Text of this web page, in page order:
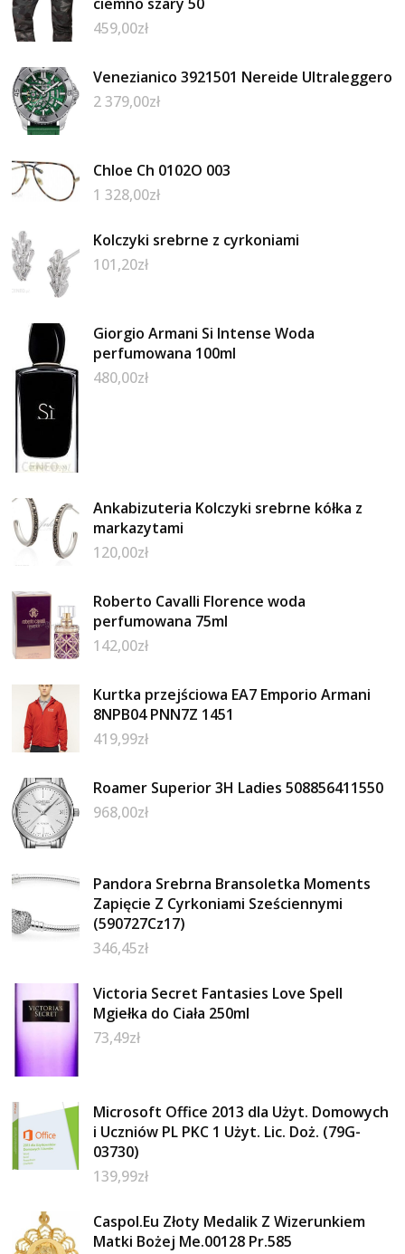
459,00zł
Venezianico 3921501 Nereide Ultraleggero
2 379,00zł
Chloe Ch 0102O 003
1 328,00zł
Kolczyki srebrne z cyrkoniami
101,20zł
Giorgio Armani Si Intense Woda
perfumowana 100ml
480,00zł
Ankabizuteria Kolczyki srebrne kółka z
markazytami
120,00zł
Roberto Cavalli Florence woda
perfumowana 75ml
142,00zł
Kurtka przejściowa EA7 Emporio Armani
8NPB04 PNN7Z 1451
419,99zł
Roamer Superior 3H Ladies 508856411550
968,00zł
Pandora Srebrna Bransoletka Moments
Zapięcie Z Cyrkoniami Sześciennymi
(590727Cz17)
346,45zł
Victoria Secret Fantasies Love Spell
Mgiełka do Ciała 250ml
73,49zł
Microsoft Office 2013 dla Użyt. Domowych
i Uczniów PL PKC 1 Użyt. Lic. Doż. (79G-
03730)
139,99zł
Caspol.Eu Złoty Medalik Z Wizerunkiem
Matki Bożej Me.00128 Pr.585